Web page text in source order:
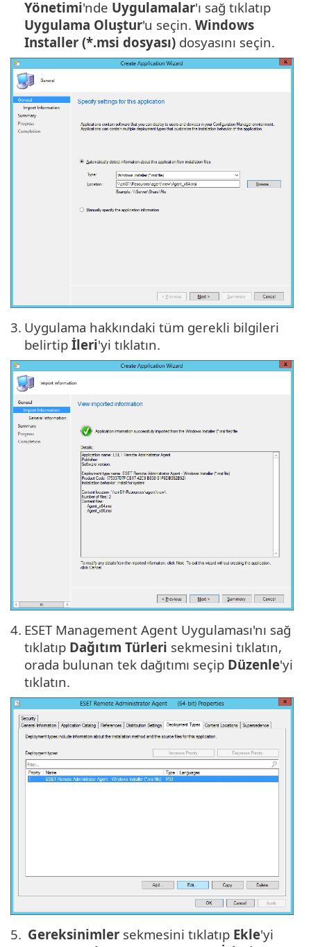
Yönetimi'nde Uygulamalar'ı sağ tıklatıp
Uygulama Oluştur'u seçin. Windows
Installer (*.msi dosyası) dosyasını seçin.
3. Uygulama hakkındaki tüm gerekli bilgileri
belirtip İleri'yi tıklatın.
4. ESET Management Agent Uygulaması'nı sağ
tıklatıp Dağıtım Türleri sekmesini tıklatın,
orada bulunan tek dağıtımı seçip Düzenle'yi
tıklatın.
5. Gereksinimler sekmesini tıklatıp Ekle'yi